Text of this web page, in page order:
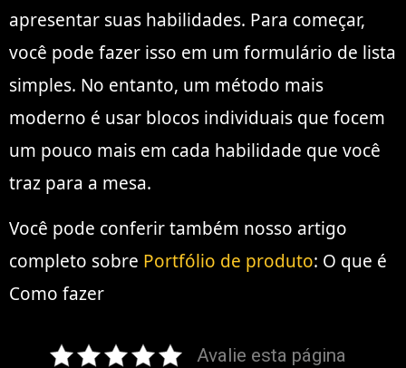
apresentar suas habilidades. Para começar,
você pode fazer isso em um formulário de lista
simples. No entanto, um método mais
moderno é usar blocos individuais que focem
um pouco mais em cada habilidade que você
traz para a mesa.
Você pode conferir também nosso artigo
completo sobre Portfólio de produto: O que é
Como fazer
Avalie esta página